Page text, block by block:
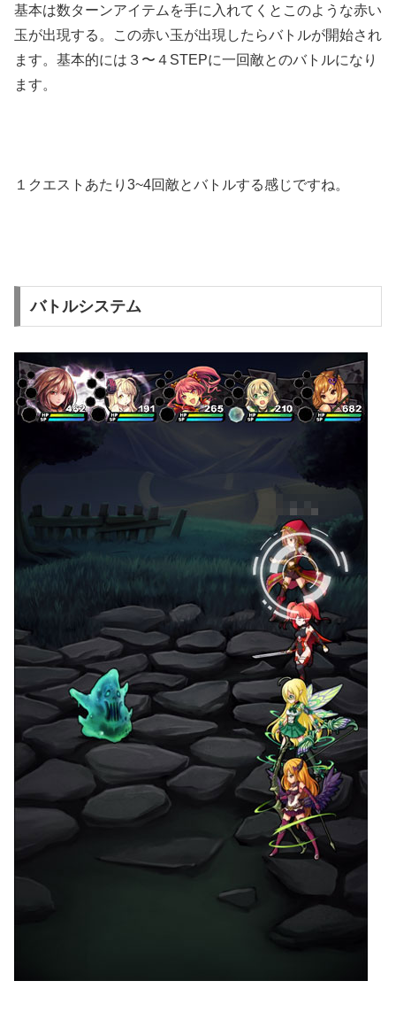
基本は数ターンアイテムを手に入れてくとこのような赤い
玉が出現する。この赤い玉が出現したらバトルが開始され
ます。基本的には３〜４STEPに一回敵とのバトルになり
ます。
１クエストあたり3~4回敵とバトルする感じですね。
バトルシステム